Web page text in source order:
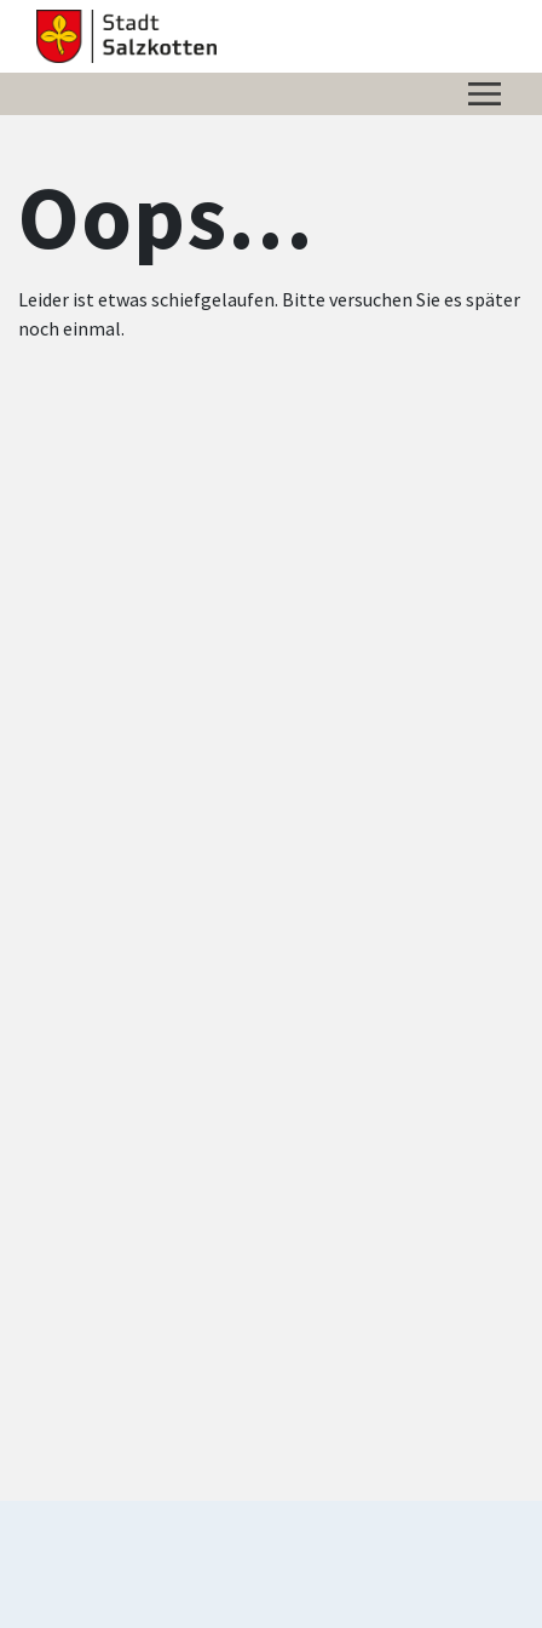
Zum Header
Zum Hauptinhalt
Zum Footer
Zum Hauptinhalt springen
Oops...
Leider ist etwas schiefgelaufen. Bitte versuchen Sie es später
noch einmal.